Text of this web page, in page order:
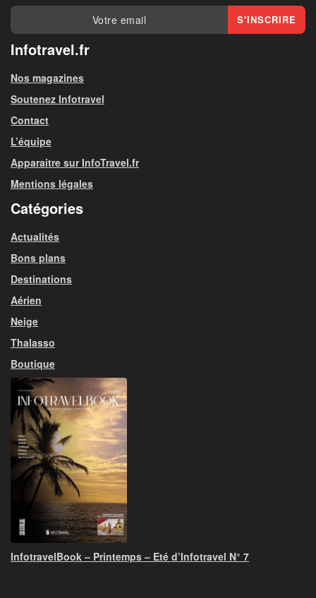
Infotravel.fr
Nos magazines
Soutenez Infotravel
Contact
L’équipe
Apparaitre sur InfoTravel.fr
Mentions légales
Catégories
Actualités
Bons plans
Destinations
Aérien
Neige
Thalasso
Boutique
InfotravelBook – Printemps – Eté d’Infotravel N° 7